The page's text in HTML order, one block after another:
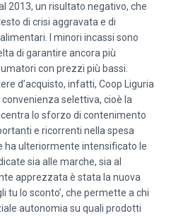
2013, un risultato negativo, che
di crisi aggravata e di
I minori incassi sono
di garantire ancora più
con prezzi più bassi.
d’acquisto, infatti, Coop Liguria
selettiva, cioè la
lo sforzo di contenimento
e ricorrenti nella spesa
ha ulteriormente intensificato le
sia alle marche, sia al
apprezzata è stata la nuova
tu lo sconto’, che permette a chi
autonomia su quali prodotti